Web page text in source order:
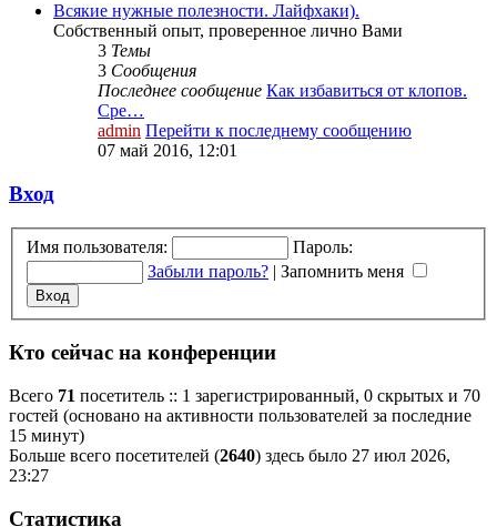
Всякие нужные полезности. Лайфхаки).
Собственный опыт, проверенное лично Вами
3 Темы
3 Сообщения
Последнее сообщение Как избавиться от клопов.
Сре…
admin Перейти к последнему сообщению
07 май 2016, 12:01
Вход
Имя пользователя:
Пароль:
Забыли пароль? | Запомнить меня
Кто сейчас на конференции
Всего 71 посетитель :: 1 зарегистрированный, 0 скрытых и 70
гостей (основано на активности пользователей за последние
15 минут)
Больше всего посетителей (2640) здесь было 27 июл 2026,
23:27
Статистика